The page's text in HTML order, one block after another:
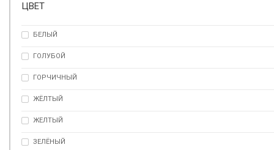
СЕРЕБРИСТЫЙ ТРАВЕРТИН
СМОЛА
СТАЛЬ 24К
ФАРФОР
ЦВЕТ
БЕЛЫЙ
ГОЛУБОЙ
ГОРЧИЧНЫЙ
ЖЁЛТЫЙ
ЖЕЛТЫЙ
ЗЕЛЁНЫЙ